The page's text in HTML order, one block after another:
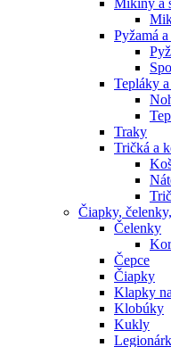
Mikiny a
Pyžamá
Tepláky
Traky
Tričká a
Čiapky,
Čelenky
Čepce
Čiapky
Klapky
Klobúky
Kukly